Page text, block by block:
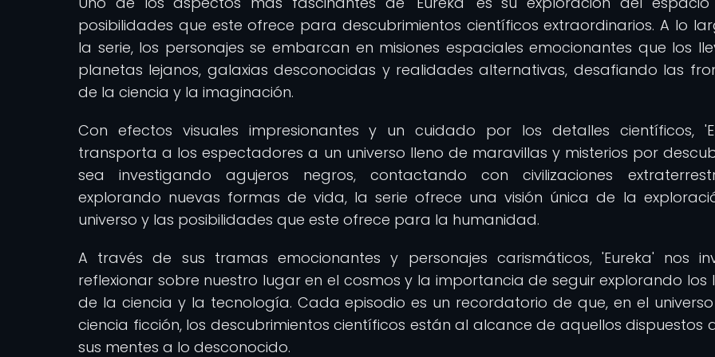
posibilidades que este ofrece para descubrimientos científicos extraordinarios. A lo
la serie, los personajes se embarcan en misiones espaciales emocionantes que los
planetas lejanos, galaxias desconocidas y realidades alternativas, desafiando las
de la ciencia y la imaginación.
Con efectos visuales impresionantes y un cuidado por los detalles científicos,
transporta a los espectadores a un universo lleno de maravillas y misterios por
sea investigando agujeros negros, contactando con civilizaciones
explorando nuevas formas de vida, la serie ofrece una visión única de la
universo y las posibilidades que este ofrece para la humanidad.
A través de sus tramas emocionantes y personajes carismáticos, 'Eureka' nos
reflexionar sobre nuestro lugar en el cosmos y la importancia de seguir explorando los
de la ciencia y la tecnología. Cada episodio es un recordatorio de que, en el
ciencia ficción, los descubrimientos científicos están al alcance de aquellos dispuestos
sus mentes a lo desconocido.